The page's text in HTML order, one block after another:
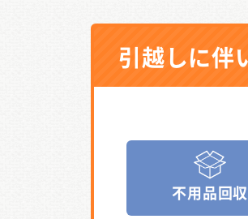
引越しに伴
不用品回収